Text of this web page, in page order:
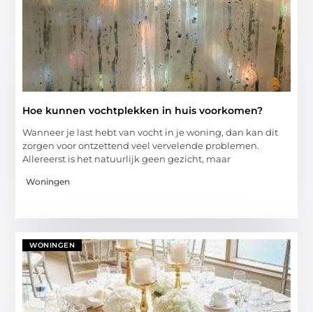
Hoe kunnen vochtplekken in huis voorkomen?
Wanneer je last hebt van vocht in je woning, dan kan dit
zorgen voor ontzettend veel vervelende problemen.
Allereerst is het natuurlijk geen gezicht, maar
Woningen
WONINGEN